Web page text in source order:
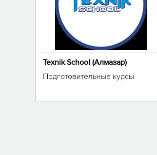
Texnik School (Алмазар)
Подготовительные курсы